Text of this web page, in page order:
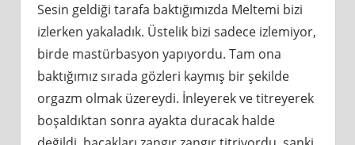
Sesin geldiği tarafa baktığımızda Meltemi bizi
izlerken yakaladık. Üstelik bizi sadece izlemiyor,
birde mastürbasyon yapıyordu. Tam ona
baktığımız sırada gözleri kaymış bir şekilde
orgazm olmak üzereydi. İnleyerek ve titreyerek
boşaldıktan sonra ayakta duracak halde